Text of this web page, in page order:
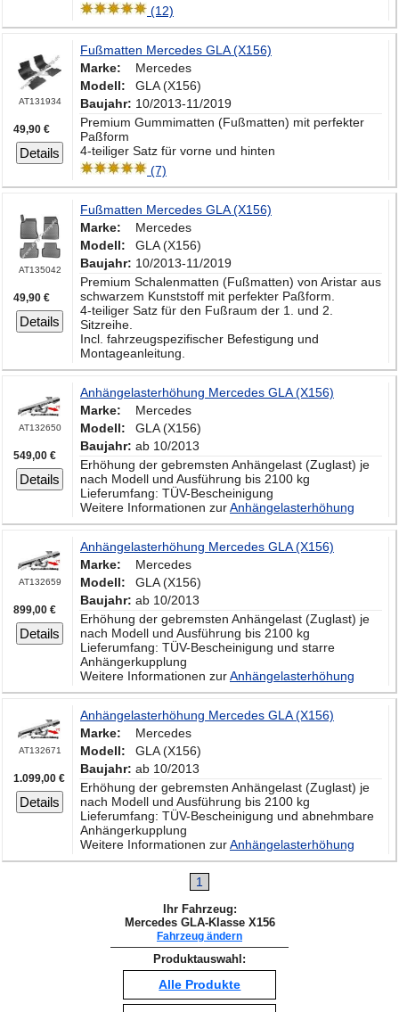
(12)
AT131934
49,90 €
Details
Fußmatten Mercedes GLA (X156)
Marke:
Mercedes
Modell:
GLA (X156)
Baujahr: 10/2013-11/2019
Premium Gummimatten (Fußmatten) mit perfekter
Paßform
4-teiliger Satz für vorne und hinten
(7)
AT135042
49,90 €
Details
Fußmatten Mercedes GLA (X156)
Marke:
Mercedes
Modell:
GLA (X156)
Baujahr: 10/2013-11/2019
Premium Schalenmatten (Fußmatten) von Aristar aus
schwarzem Kunststoff mit perfekter Paßform.
4-teiliger Satz für den Fußraum der 1. und 2.
Sitzreihe.
Incl. fahrzeugspezifischer Befestigung und
Montageanleitung.
AT132650
549,00 €
Details
Anhängelasterhöhung Mercedes GLA (X156)
Marke:
Mercedes
Modell:
GLA (X156)
Baujahr: ab 10/2013
Erhöhung der gebremsten Anhängelast (Zuglast) je
nach Modell und Ausführung bis 2100 kg
Lieferumfang: TÜV-Bescheinigung
Weitere Informationen zurAnhängelasterhöhung
AT132659
899,00 €
Details
Anhängelasterhöhung Mercedes GLA (X156)
Marke:
Mercedes
Modell:
GLA (X156)
Baujahr: ab 10/2013
Erhöhung der gebremsten Anhängelast (Zuglast) je
nach Modell und Ausführung bis 2100 kg
Lieferumfang: TÜV-Bescheinigung und starre
Anhängerkupplung
Weitere Informationen zurAnhängelasterhöhung
AT132671
1.099,00 €
Details
Anhängelasterhöhung Mercedes GLA (X156)
Marke:
Mercedes
Modell:
GLA (X156)
Baujahr: ab 10/2013
Erhöhung der gebremsten Anhängelast (Zuglast) je
nach Modell und Ausführung bis 2100 kg
Lieferumfang: TÜV-Bescheinigung und abnehmbare
Anhängerkupplung
Weitere Informationen zurAnhängelasterhöhung
1
Ihr Fahrzeug:
Mercedes GLA-Klasse X156
Fahrzeug ändern
Produktauswahl:
Alle Produkte